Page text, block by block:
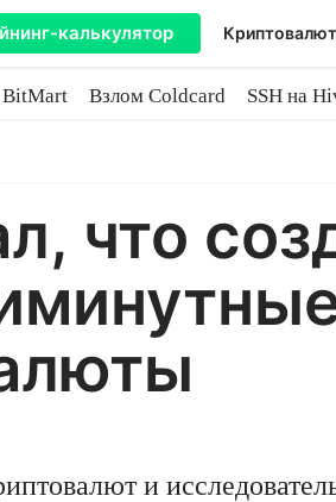
калькулятор
Взлом Coldcard SSH на
что
и